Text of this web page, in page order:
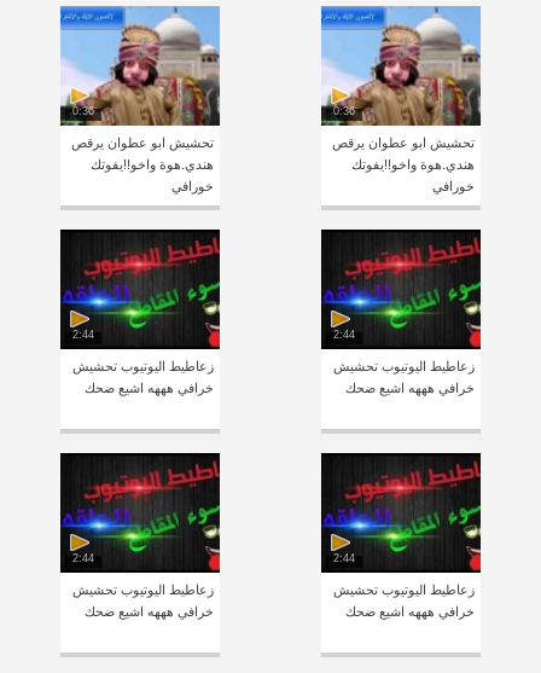
0:36
تحشيش ابو عطوان يرقص
هندي.هوة واخو!!يفوتك
خورافي
0:36
تحشيش ابو عطوان يرقص
هندي.هوة واخو!!يفوتك
خورافي
2:44
زعاطيط اليوتيوب تحشيش
خرافي هههه اشيع ضحك
2:44
زعاطيط اليوتيوب تحشيش
خرافي هههه اشيع ضحك
2:44
زعاطيط اليوتيوب تحشيش
خرافي هههه اشيع ضحك
2:44
زعاطيط اليوتيوب تحشيش
خرافي هههه اشيع ضحك